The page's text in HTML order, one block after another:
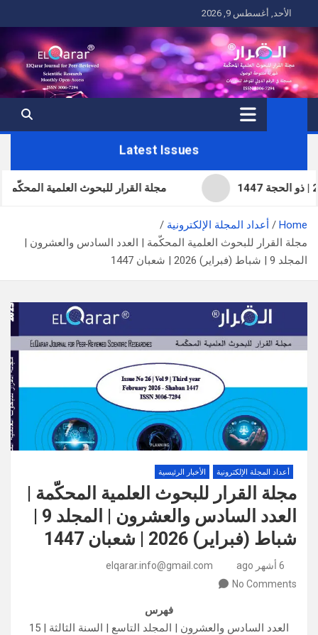
to
content
الأحد, أغسطس 9, 2026
Latest Issues
مجلة القرار للبحوث العلمية المحكّمة |
Home
أعداد المجلة الإلكترونية
مجلة القرار للبحوث العلمية المحكّمة | العدد السادس والعشرون |
المجلد 9 | شباط (فبراير) 2026 | شعبان 1447
أعداد المجلة الإلكترونية الأخبار الرئيسية
مجلة القرار للبحوث العلمية المحكّمة |
شباط (فبراير) 2026 | شعبان 1447
6 أشهر ago
elqarar.info@gmail.com
No Comments
فهرس
العدد السادس والعشرون | المجلد التاسع | السنة الثالثة | 15